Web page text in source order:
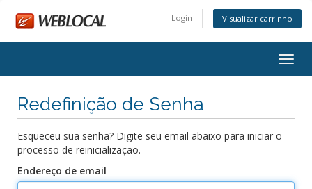
Login Visualizar carrinho
Redefinição de Senha
Esqueceu sua senha? Digite seu email abaixo para iniciar o
processo de reinicialização.
Endereço de email